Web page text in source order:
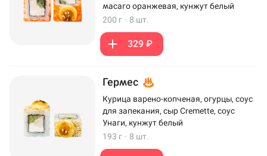
масаго оранжевая, кунжут белый
200 г · 8 шт.
329 ₽
Гермес
Курица варено-копченая, огурцы, соус
для запекания, сыр Cremette, соус
Унаги, кунжут белый
193 г · 8 шт.